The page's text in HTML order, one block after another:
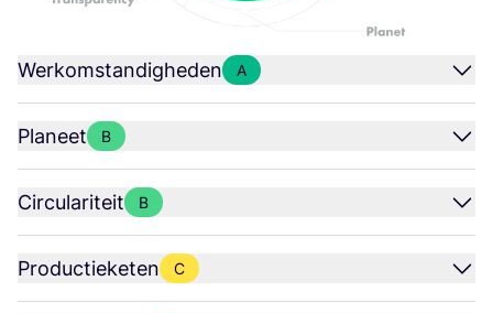
Werkomstandigheden A
Planeet B
Circulariteit B
Productieketen C